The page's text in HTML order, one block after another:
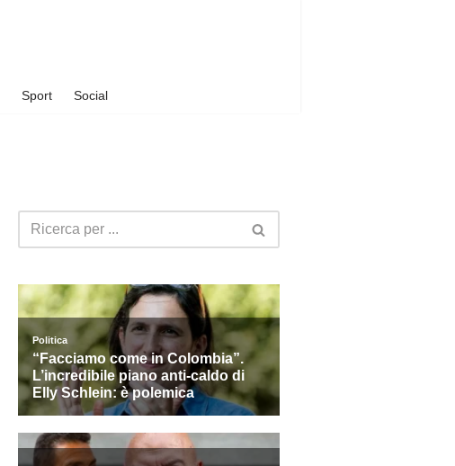
Sport Social